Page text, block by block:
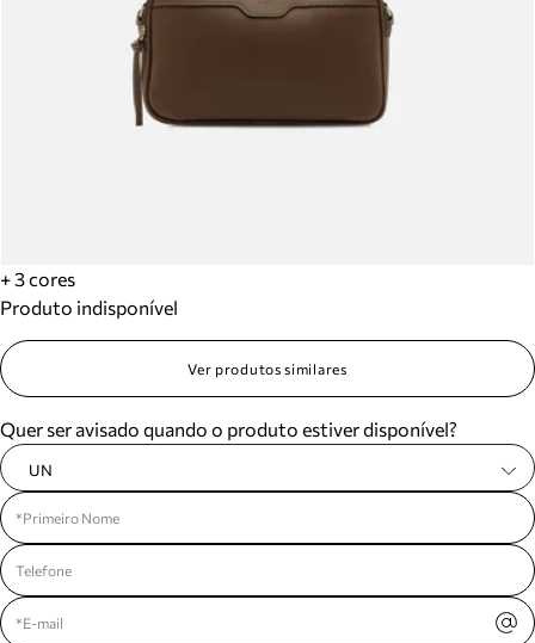
+ 3 cores
Produto indisponível
Ver produtos similares
Quer ser avisado quando o produto estiver disponível?
UN